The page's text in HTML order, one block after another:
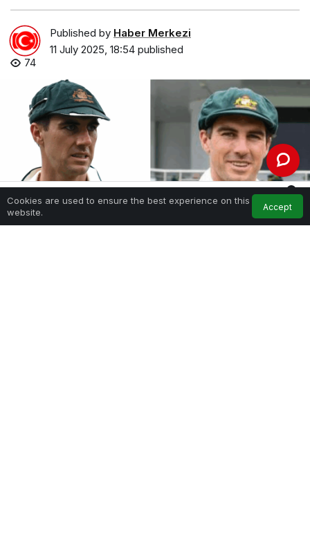
Published by Haber Merkezi
11 July 2025, 18:54 published
74
Cookies are used to ensure the best experience on this
website.
Accept
Home Notifications